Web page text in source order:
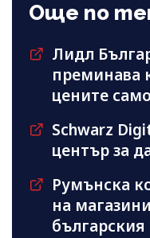
Още по
Лидл
преминава
цените
Schwarz
център за
Румънска
на
българския